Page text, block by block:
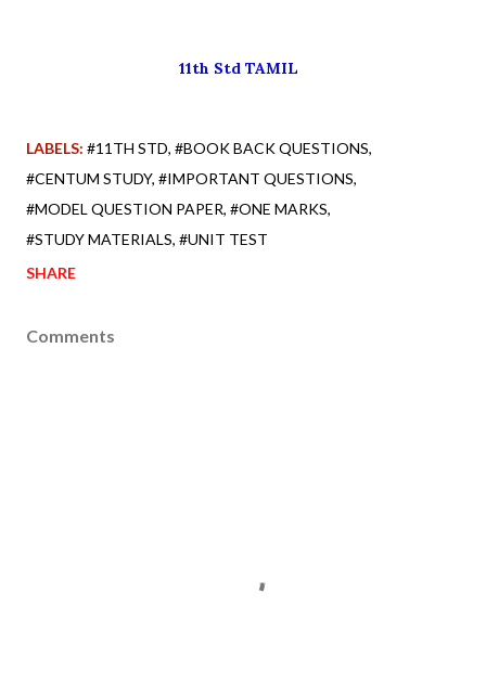
11th Std TAMIL
LABELS: #11TH STD #BOOK BACK QUESTIONS
#CENTUM STUDY #IMPORTANT QUESTIONS
#MODEL QUESTION PAPER #ONE MARKS
#STUDY MATERIALS #UNIT TEST
SHARE
Comments